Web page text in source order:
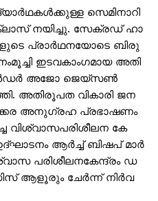
സെ​മി​നാ​റി​
ന​യി​ച്ചു. സേ​ക്ര​ഡ് ഹാ​
പ്രാ​ർ​ഥ​ന​യോ​ടെ ബി​രു​
ഇ​ട​വ​കാം​ഗ​മാ​യ അ​തി​
അ​ജോ ജെ​യ്സ​ൺ
അ​തി​രൂ​പ​ത വി​കാ​രി ജ​ന​
അ​നു​ഗ്ര​ഹ പ്ര​ഭാ​ഷ​ണം
വി​ശ്വാ​സ​പ​രി​ശീ​ല​ന കേ​
ആ​ർ​ച്ച് ബി​ഷ​പ് മാ​ർ
പ​രി​ശീ​ല​ന​കേ​ന്ദ്രം ഡ​
ആ​ളൂ​രും ചേ​ർ​ന്ന് നി​ർ​വ​